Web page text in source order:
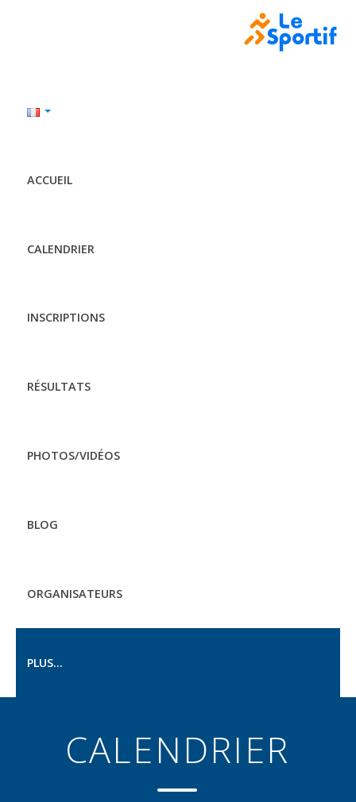
ACCUEIL
CALENDRIER
INSCRIPTIONS
RÉSULTATS
PHOTOS/VIDÉOS
BLOG
ORGANISATEURS
PLUS...
CALENDRIER